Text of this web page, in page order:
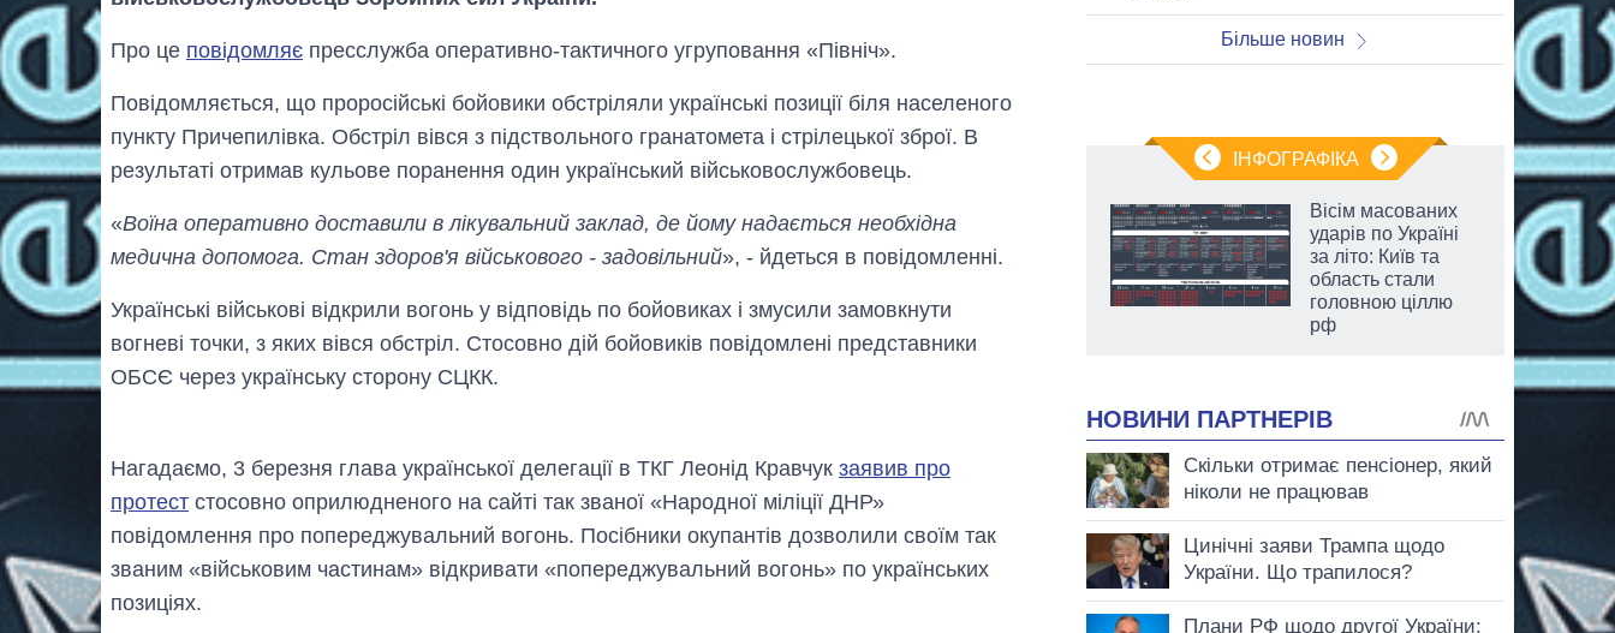
Про це повідомляє пресслужба оперативно-тактичного угруповання «Північ».
Повідомляється, що проросійські бойовики обстріляли українські позиції біля населеного
пункту Причепилівка. Обстріл вівся з підствольного гранатомета і стрілецької зброї. В
результаті отримав кульове поранення один український військовослужбовець.
«Воїна оперативно доставили в лікувальний заклад, де йому надається необхідна
медична допомога. Стан здоров'я військового - задовільний», - йдеться в повідомленні.
Українські військові відкрили вогонь у відповідь по бойовиках і змусили замовкнути
вогневі точки, з яких вівся обстріл. Стосовно дій бойовиків повідомлені представники
ОБСЄ через українську сторону СЦКК.
Нагадаємо, 3 березня глава української делегації в ТКГ Леонід Кравчук заявив про
протест стосовно оприлюдненого на сайті так званої «Народної міліції ДНР»
повідомлення про попереджувальний вогонь. Посібники окупантів дозволили своїм так
званим «військовим частинам» відкривати «попереджувальний вогонь» по українських
позиціях.
Більше новин
ІНФОГРАФІКА
Як за 10 років
змінилася кількість
вступників на
магістратуру та
аспірантуру
Вісім масованих
ударів по Україні
за літо: Київ та
область стали
головною ціллю
рф